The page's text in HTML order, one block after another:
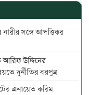
সঙ্গে আপত্তিকর
আরিফ উদ্দিনের
দুর্নীতির বরপুত্র
এনায়েত করিম